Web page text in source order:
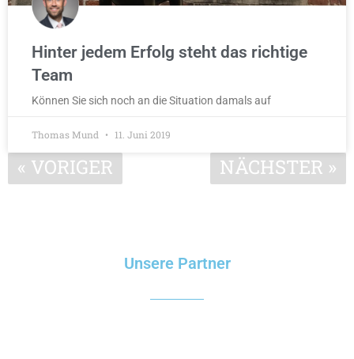
Hinter jedem Erfolg steht das richtige
Team
Können Sie sich noch an die Situation damals auf
Thomas Mund 11. Juni 2019
« VORIGER NÄCHSTER »
Unsere Partner